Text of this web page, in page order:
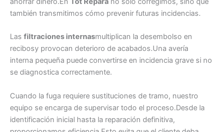
también transmitimos cómo prevenir futuras incidencias.
Las filtraciones internasmultiplican la desembolso en
recibosy provocan deterioro de acabados.Una avería
interna pequeña puede convertirse en incidencia grave si no
se diagnostica correctamente.
Cuando la fuga requiere sustituciones de tramo, nuestro
equipo se encarga de supervisar todo el proceso.Desde la
identificación inicial hasta la reparación definitiva,